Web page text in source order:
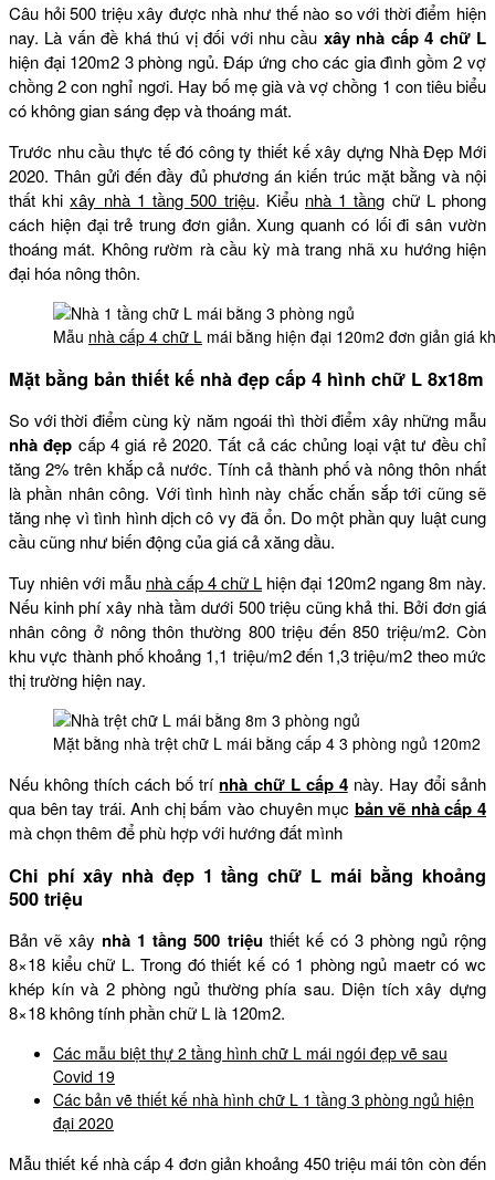
Câu hỏi 500 triệu xây được nhà như thế nào so với thời điểm hiện
nay. Là vấn đề khá thú vị đối với nhu cầu xây nhà cấp 4 chữ L
hiện đại 120m2 3 phòng ngủ. Đáp ứng cho các gia đình gồm 2 vợ
chồng 2 con nghỉ ngơi. Hay bố mẹ già và vợ chồng 1 con tiêu biểu
có không gian sáng đẹp và thoáng mát.
Trước nhu cầu thực tế đó công ty thiết kế xây dựng Nhà Đẹp Mới
2020. Thân gửi đến đầy đủ phương án kiến trúc mặt bằng và nội
thất khixây nhà 1 tầng 500 triệu. Kiểu nhà 1 tầng chữ L phong
cách hiện đại trẻ trung đơn giản. Xung quanh có lối đi sân vườn
thoáng mát. Không rườm rà cầu kỳ mà trang nhã xu hướng hiện
đại hóa nông thôn.
Mẫu nhà cấp 4 chữ L mái bằng hiện đại 120m2 đơn giản giá
Mặt bằng bản thiết kế nhà đẹp cấp 4 hình chữ L 8x18m
So với thời điểm cùng kỳ năm ngoái thì thời điểm xây những mẫu
nhà đẹp cấp 4 giá rẻ 2020. Tất cả các chủng loại vật tư đều chỉ
tăng 2% trên khắp cả nước. Tính cả thành phố và nông thôn nhất
là phần nhân công. Với tình hình này chắc chắn sắp tới cũng sẽ
tăng nhẹ vì tình hình dịch cô vy đã ổn. Do một phần quy luật cung
cầu cũng như biến động của giá cả xăng dầu.
Tuy nhiên với mẫu nhà cấp 4 chữ L hiện đại 120m2 ngang 8m này.
Nếu kinh phí xây nhà tầm dưới 500 triệu cũng khả thi. Bởi đơn giá
nhân công ở nông thôn thường 800 triệu đến 850 triệu/m2. Còn
khu vực thành phố khoảng 1,1 triệu/m2 đến 1,3 triệu/m2 theo mức
thị trường hiện nay.
Mặt bằng nhà trệt chữ L mái bằng cấp 4 3 phòng ngủ 120m2
Nếu không thích cách bố trí nhà chữ L cấp 4này. Hay đổi sảnh
qua bên tay trái. Anh chị bấm vào chuyên mục bản vẽ nhà cấp 4
mà chọn thêm để phù hợp với hướng đất mình
Chi phí xây nhà đẹp 1 tầng chữ L mái bằng khoảng
500 triệu
Bản vẽ xây nhà 1 tầng 500 triệuthiết kế có 3 phòng ngủ rộng
8×18 kiểu chữ L. Trong đó thiết kế có 1 phòng ngủ maetr có wc
khép kín và 2 phòng ngủ thường phía sau. Diện tích xây dựng
8×18 không tính phần chữ L là 120m2.
Các mẫu biệt thự 2 tầng hình chữ L mái ngói đẹp vẽ sau
Covid 19
Các bản vẽ thiết kế nhà hình chữ L 1 tầng 3 phòng ngủ hiện
đại 2020
Mẫu thiết kế nhà cấp 4 đơn giản khoảng 450 triệu mái tôn còn đến